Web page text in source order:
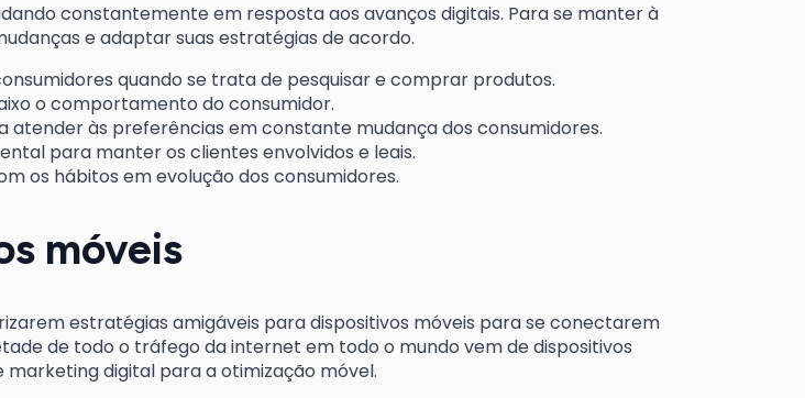
constantemente em resposta aos avanços digitais. Para se manter à
e adaptar suas estratégias de acordo.
quando se trata de pesquisar e comprar produtos.
o comportamento do consumidor.
às preferências em constante mudança dos consumidores.
para manter os clientes envolvidos e leais.
os hábitos em evolução dos consumidores.
móveis
estratégias amigáveis para dispositivos móveis para se conectarem
de todo o tráfego da internet em todo o mundo vem de dispositivos
digital para a otimização móvel.